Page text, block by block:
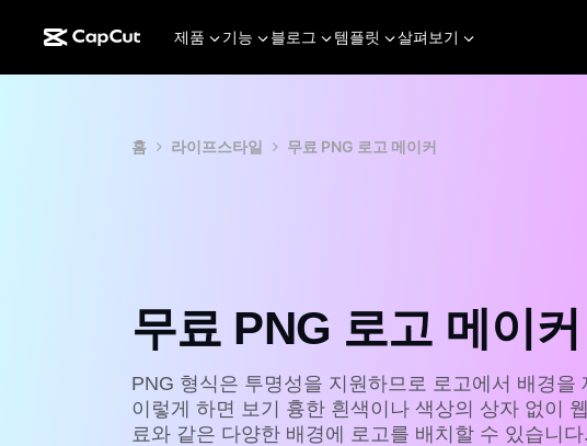
제품 기능 블로그 템플릿 살펴보기
홈 라이프스타일 무료 PNG 로고 메이커
무료 PNG 로고 메이커
PNG 형식은 투명성을 지원하므로 로고에서 배경을
이렇게 하면 보기 흉한 흰색이나 색상의 상자 없이
료와 같은 다양한 배경에 로고를 배치할 수 있습니다.